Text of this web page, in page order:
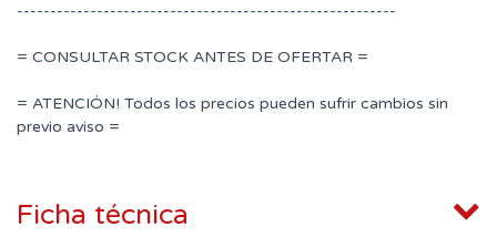
---------------------------------------------------------
= CONSULTAR STOCK ANTES DE OFERTAR =
= ATENCIÓN! Todos los precios pueden sufrir cambios sin
previo aviso =
Ficha técnica